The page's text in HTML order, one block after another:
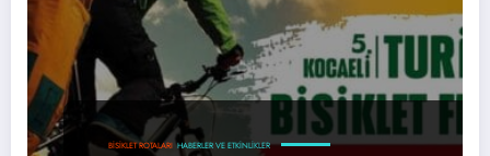
BISIKLET ROTALARI HABERLER VE ETKINLIKLER